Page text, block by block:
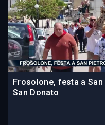
Frosolone, festa a
San Donato